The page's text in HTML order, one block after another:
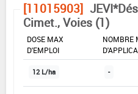
[11015903]
Cimet., Voies (1)
DOSE MAX
D'EMPLOI
NOMBRE
12 L/ha -